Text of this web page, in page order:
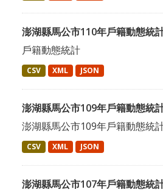
澎湖縣馬公市110年戶籍動態統
戶籍動態統計
CSV XML JSON
澎湖縣馬公市109年戶籍動態統
澎湖縣馬公市109年戶籍動態統
CSV XML JSON
澎湖縣馬公市107年戶籍動態統